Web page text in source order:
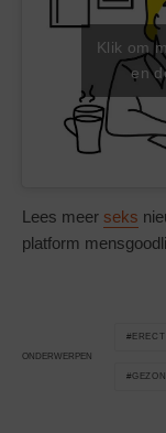
Klik om
en
Lees meer seks
platform
ONDERWERPEN